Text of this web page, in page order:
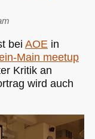
bei AOE in
Main meetup
Kritik an
wird auch